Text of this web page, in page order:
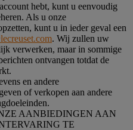
hebt, kunt u eenvoudig
Als u onze
kunt u in ieder geval een
. Wij zullen uw
verwerken, maar in sommige
ontvangen totdat de
en andere
of verkopen aan andere
AANBIEDINGEN AAN
TE